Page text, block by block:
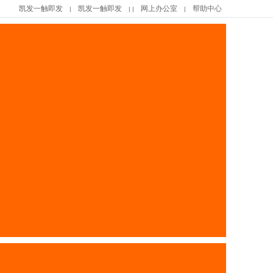
凯发一触即发 | 凯发一触即发 | | 网上办公室 | 帮助中心